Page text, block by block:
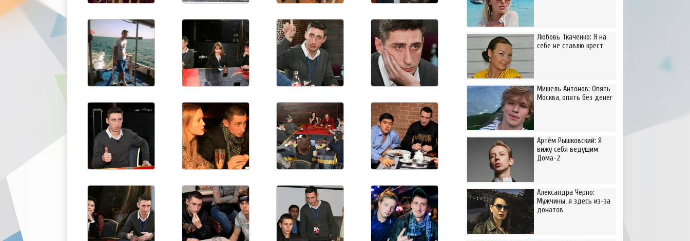
Любовь Ткаченко: Я на
себе не ставлю крест
Мишель Антонов: Опять
Москва, опять без денег
Артём Рышковский: Я
вижу себя ведущим
Дома-2
Александра Черно:
Мужчины, я здесь из-за
донатов